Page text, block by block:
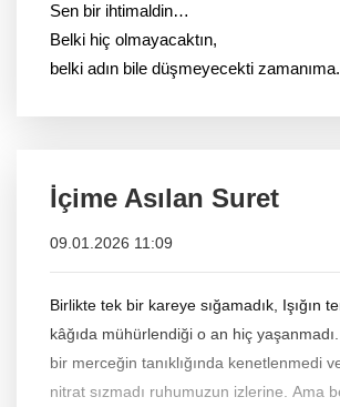
Sen bir ihtimaldin…
Belki hiç olmayacaktın,
belki adın bile düşmeyecekti zamanıma.
İçime Asılan Suret
09.01.2026 11:09
Birlikte tek bir kareye sığamadık, Işığın tenimize değip
kâğıda mühürlendiği o an hiç yaşanmadı. Parmaklarımız
bir merceğin tanıklığında kenetlenmedi ve hiçbir gümüş
nitrat sızmadı ruhumuzun izlerine. Ama ben seni;